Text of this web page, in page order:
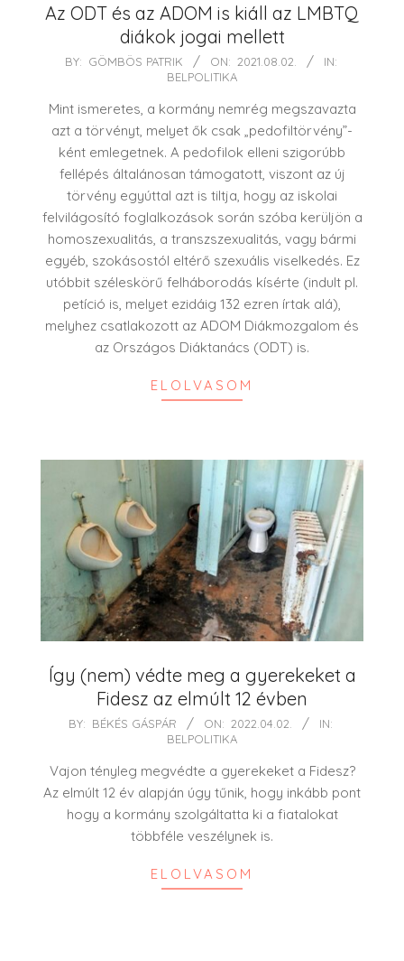
Az ODT és az ADOM is kiáll az LMBTQ
diákok jogai mellett
2021-
02
BY: GÖMBÖS PATRIK ON: 2021.08.02.
IN:
BELPOLITIKA
Mint ismeretes, a kormány nemrég megszavazta
azt a törvényt, melyet ők csak „pedofiltörvény”-
ként emlegetnek. A pedofilok elleni szigorúbb
fellépés általánosan támogatott, viszont az új
törvény egyúttal azt is tiltja, hogy az iskolai
felvilágosító foglalkozások során szóba kerüljön a
homoszexualitás, a transzszexualitás, vagy bármi
egyéb, szokásostól eltérő szexuális viselkedés. Ez
utóbbit széleskörű felháborodás kísérte (indult pl.
petíció is, melyet ezidáig 132 ezren írtak alá),
melyhez csatlakozott az ADOM Diákmozgalom és
az Országos Diáktanács (ODT) is.
ELOLVASOM
Így (nem) védte meg a gyerekeket a
Fidesz az elmúlt 12 évben
2022-
02
BY: BÉKÉS GÁSPÁR ON: 2022.04.02.
IN:
BELPOLITIKA
Vajon tényleg megvédte a gyerekeket a Fidesz?
Az elmúlt 12 év alapján úgy tűnik, hogy inkább pont
hogy a kormány szolgáltatta ki a fiatalokat
többféle veszélynek is.
ELOLVASOM